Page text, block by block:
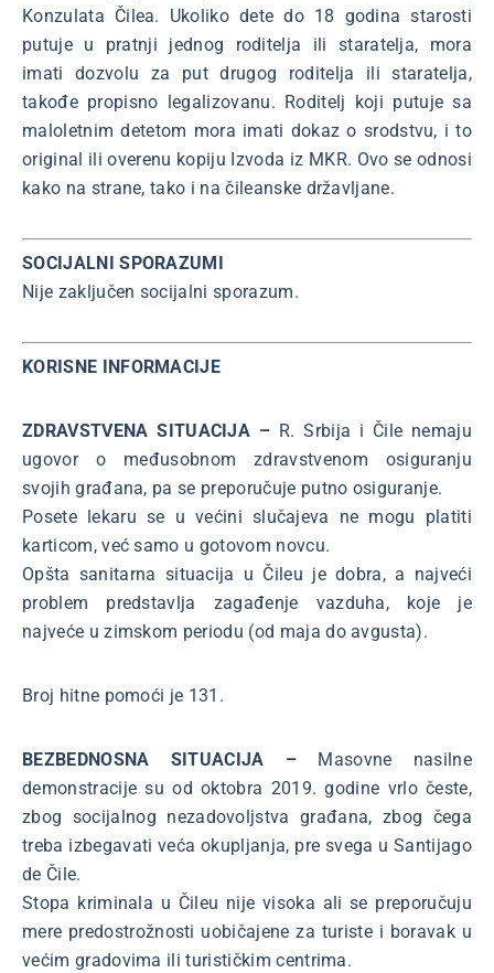
Konzulata Čilea. Ukoliko dete do 18 godina starosti
putuje u pratnji jednog roditelja ili staratelja, mora
imati dozvolu za put drugog roditelja ili staratelja,
takođe propisno legalizovanu. Roditelj koji putuje sa
maloletnim detetom mora imati dokaz o srodstvu, i to
original ili overenu kopiju Izvoda iz MKR. Ovo se odnosi
kako na strane, tako i na čileanske državljane.
SOCIJALNI SPORAZUMI
Nije zaključen socijalni sporazum.
KORISNE INFORMACIJE
ZDRAVSTVENA SITUACIJA – R. Srbija i Čile nemaju
ugovor o međusobnom zdravstvenom osiguranju
svojih građana, pa se preporučuje putno osiguranje.
Posete lekaru se u većini slučajeva ne mogu platiti
karticom, već samo u gotovom novcu.
Opšta sanitarna situacija u Čileu je dobra, a najveći
problem predstavlja zagađenje vazduha, koje je
najveće u zimskom periodu (od maja do avgusta).
Broj hitne pomoći je 131.
BEZBEDNOSNA SITUACIJA – Masovne nasilne
demonstracije su od oktobra 2019. godine vrlo česte,
zbog socijalnog nezadovoljstva građana, zbog čega
treba izbegavati veća okupljanja, pre svega u Santijago
de Čile.
Stopa kriminala u Čileu nije visoka ali se preporučuju
mere predostrožnosti uobičajene za turiste i boravak u
većim gradovima ili turističkim centrima.